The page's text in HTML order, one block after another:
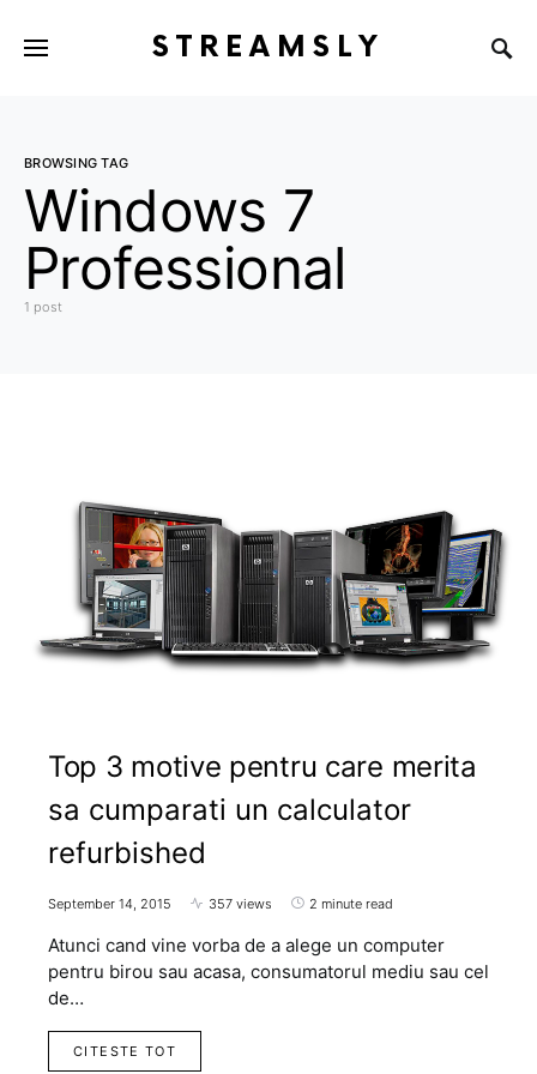
STREAMSLY
BROWSING TAG
Windows 7
Professional
1 post
Top 3 motive pentru care merita
sa cumparati un calculator
refurbished
September 14, 2015 357 views 2 minute read
Atunci cand vine vorba de a alege un computer
pentru birou sau acasa, consumatorul mediu sau cel
de…
CITESTE TOT